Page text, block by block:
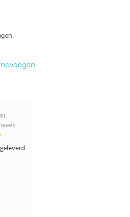
mij. Verse haring is nergens te